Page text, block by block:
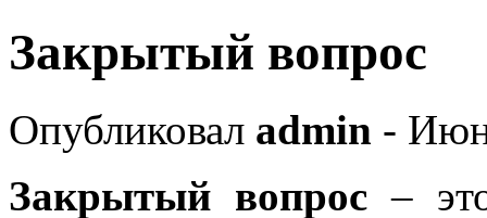
Закрытый вопрос
Опубликовал admin -
Закрытый вопрос– это